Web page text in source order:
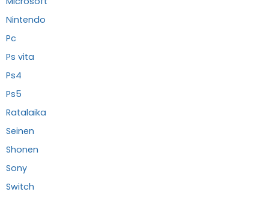
Nintendo
Pc
Ps vita
Ps4
Ps5
Ratalaika
Seinen
Shonen
Sony
Switch